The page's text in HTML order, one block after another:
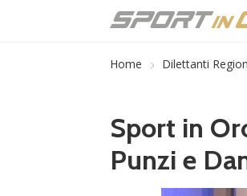
Home Dilettanti
Sport in
Punzi e